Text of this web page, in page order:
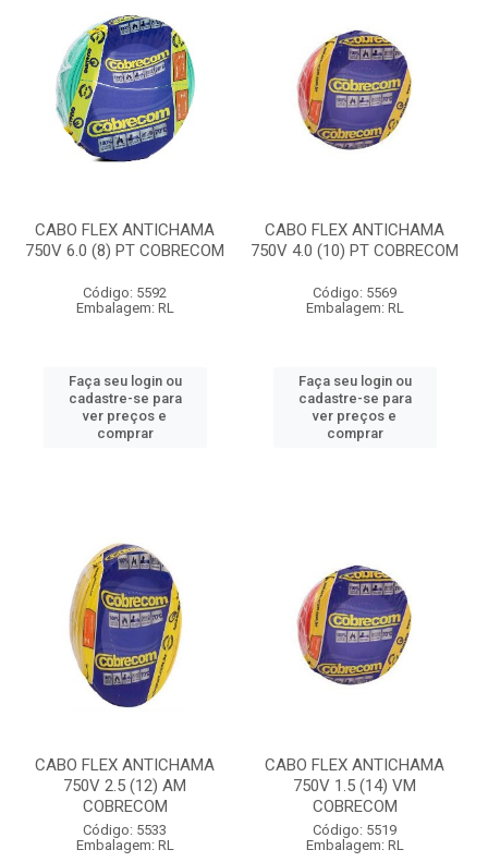
CABO FLEX ANTICHAMA
750V 6.0 (8) PT COBRECOM
Código: 5592
Embalagem: RL
Faça seu login ou
cadastre-se para
ver preços e
comprar
CABO FLEX ANTICHAMA
750V 4.0 (10) PT COBRECOM
Código: 5569
Embalagem: RL
Faça seu login ou
cadastre-se para
ver preços e
comprar
CABO FLEX ANTICHAMA
750V 2.5 (12) AM
COBRECOM
Código: 5533
Embalagem: RL
CABO FLEX ANTICHAMA
750V 1.5 (14) VM
COBRECOM
Código: 5519
Embalagem: RL